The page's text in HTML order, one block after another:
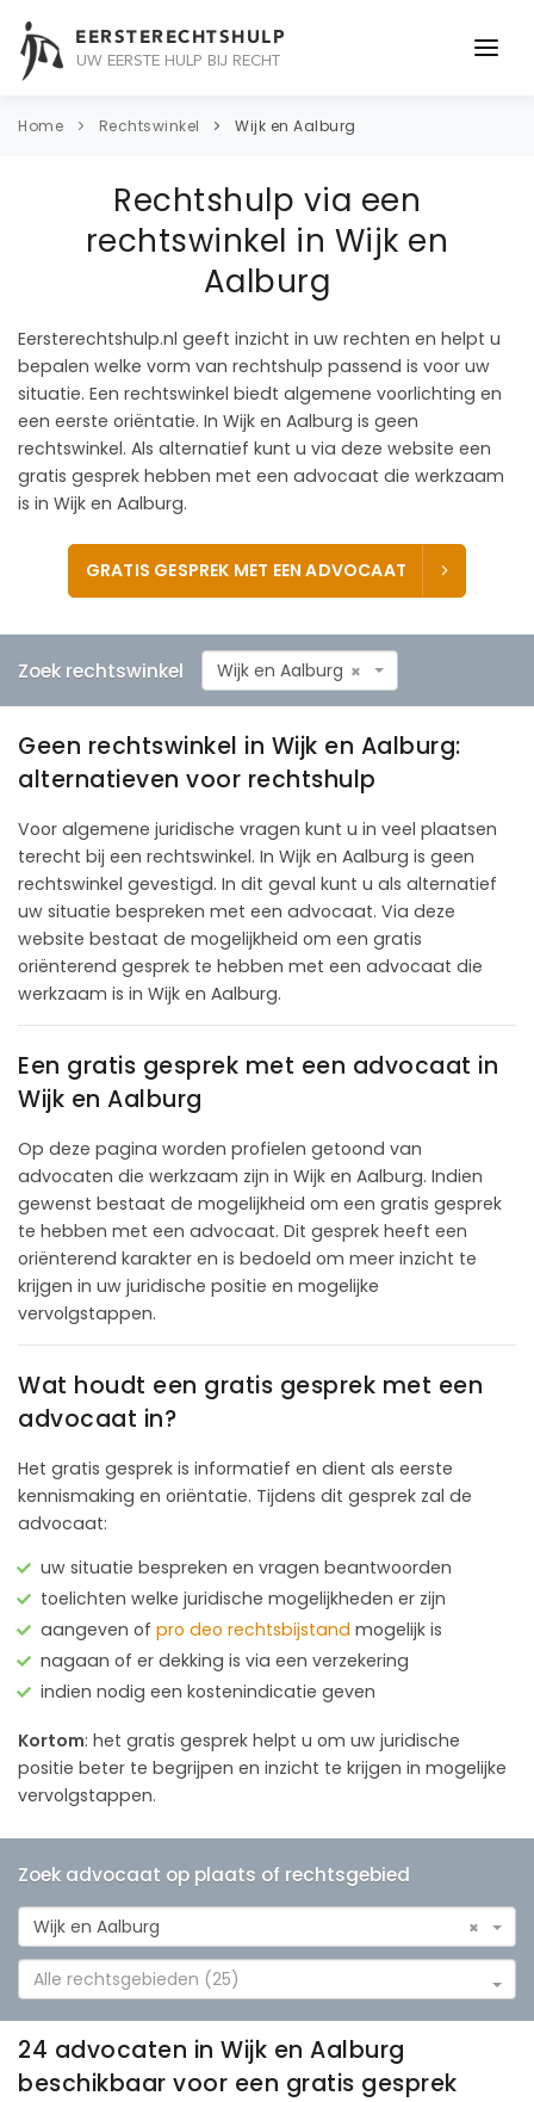
EERSTERECHTSHULP
UW EERSTE HULP BIJ RECHT
ONDERWERPEN
ADVOCAAT
CONTACT
Home Rechtswinkel Wijk en Aalburg
Rechtshulp via een
rechtswinkel in Wijk en
Aalburg
Eersterechtshulp.nl geeft inzicht in uw rechten en helpt u
bepalen welke vorm van rechtshulp passend is voor uw
situatie. Een rechtswinkel biedt algemene voorlichting en
een eerste oriëntatie. In Wijk en Aalburg is geen
rechtswinkel. Als alternatief kunt u via deze website een
gratis gesprek hebben met een advocaat die werkzaam
is in Wijk en Aalburg.
GRATIS GESPREK MET EEN ADVOCAAT
Zoek rechtswinkel ×
Wijk en Aalburg
Geen rechtswinkel in Wijk en Aalburg:
alternatieven voor rechtshulp
Voor algemene juridische vragen kunt u in veel plaatsen
terecht bij een rechtswinkel. In Wijk en Aalburg is geen
rechtswinkel gevestigd. In dit geval kunt u als alternatief
uw situatie bespreken met een advocaat. Via deze
website bestaat de mogelijkheid om een gratis
oriënterend gesprek te hebben met een advocaat die
werkzaam is in Wijk en Aalburg.
Een gratis gesprek met een advocaat in
Wijk en Aalburg
Op deze pagina worden profielen getoond van
advocaten die werkzaam zijn in Wijk en Aalburg. Indien
gewenst bestaat de mogelijkheid om een gratis gesprek
te hebben met een advocaat. Dit gesprek heeft een
oriënterend karakter en is bedoeld om meer inzicht te
krijgen in uw juridische positie en mogelijke
vervolgstappen.
Wat houdt een gratis gesprek met een
advocaat in?
Het gratis gesprek is informatief en dient als eerste
kennismaking en oriëntatie. Tijdens dit gesprek zal de
advocaat:
uw situatie bespreken en vragen beantwoorden
toelichten welke juridische mogelijkheden er zijn
aangeven of pro deo rechtsbijstand mogelijk is
nagaan of er dekking is via een verzekering
indien nodig een kostenindicatie geven
Kortom: het gratis gesprek helpt u om uw juridische
positie beter te begrijpen en inzicht te krijgen in mogelijke
vervolgstappen.
Zoek advocaat op plaats of rechtsgebied
×
Wijk en Aalburg
Alle rechtsgebieden (25)
24 advocaten in Wijk en Aalburg
beschikbaar voor een gratis gesprek